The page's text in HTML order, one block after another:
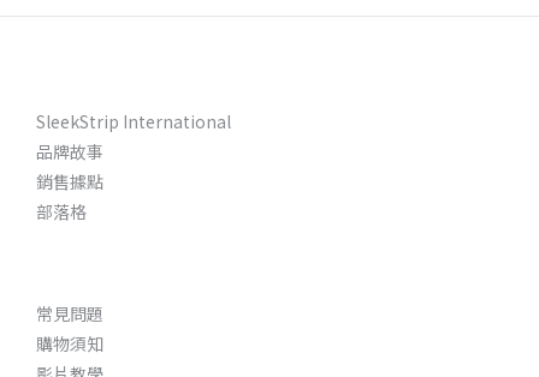
SleekStrip International
品牌故事
銷售據點
部落格
常見問題
購物須知